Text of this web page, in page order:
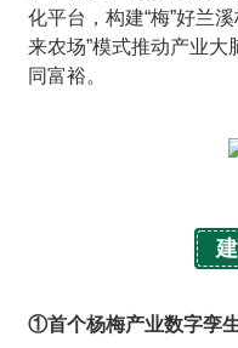
化平台，构建“梅”好兰
来农场”模式推动产业
同富裕。
①首个杨梅产业数字孪